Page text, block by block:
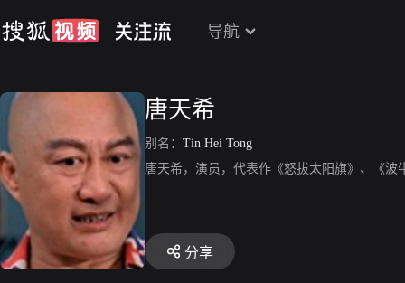
导航
唐天希
别名： Tin Hei Tong
唐天希，演员，代表作《怒拔太阳旗》、《
分享